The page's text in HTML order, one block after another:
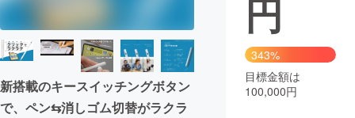
まちづくり・地域活性化
CAMPFIRE for Social Good
CAMPFIRE Creation
CAMPFIREふるさと納税machi-ya コミュニティ
新搭載のキースイッチングボタン
で、ペン⇆消しゴム切替がラクラ
円
343%
目標金額は
100,000円